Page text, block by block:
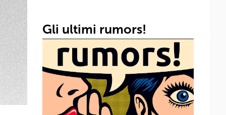
Gli ultimi rumors!